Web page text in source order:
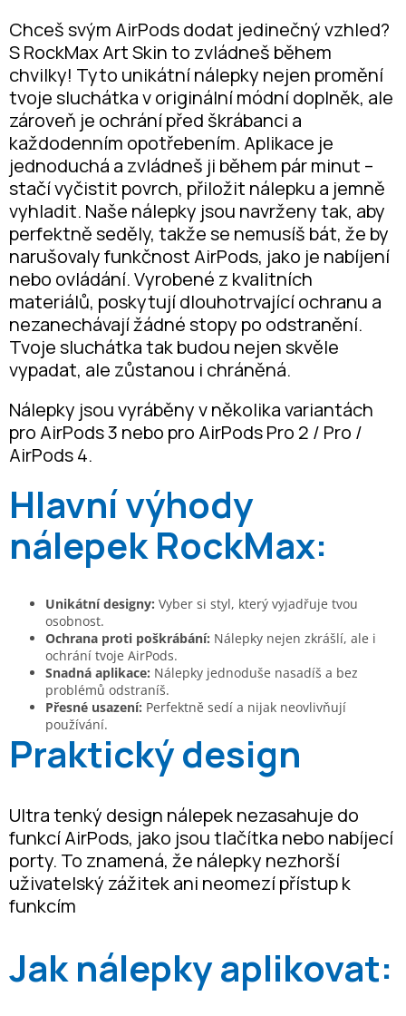
Chceš svým AirPods dodat jedinečný vzhled?
S RockMax Art Skin to zvládneš během
chvilky! Tyto unikátní nálepky nejen promění
tvoje sluchátka v originální módní doplněk, ale
zároveň je ochrání před škrábanci a
každodenním opotřebením. Aplikace je
jednoduchá a zvládneš ji během pár minut –
stačí vyčistit povrch, přiložit nálepku a jemně
vyhladit. Naše nálepky jsou navrženy tak, aby
perfektně seděly, takže se nemusíš bát, že by
narušovaly funkčnost AirPods, jako je nabíjení
nebo ovládání. Vyrobené z kvalitních
materiálů, poskytují dlouhotrvající ochranu a
nezanechávají žádné stopy po odstranění.
Tvoje sluchátka tak budou nejen skvěle
vypadat, ale zůstanou i chráněná.
Nálepky jsou vyráběny v několika variantách
pro AirPods 3 nebo pro AirPods Pro 2 / Pro /
AirPods 4.
Hlavní výhody
nálepek RockMax:
Unikátní designy: Vyber si styl, který vyjadřuje tvou
osobnost.
Ochrana proti poškrábání: Nálepky nejen zkrášlí, ale i
ochrání tvoje AirPods.
Snadná aplikace: Nálepky jednoduše nasadíš a bez
problémů odstraníš.
Přesné usazení: Perfektně sedí a nijak neovlivňují
používání.
Praktický design
Ultra tenký design nálepek nezasahuje do
funkcí AirPods, jako jsou tlačítka nebo nabíjecí
porty. To znamená, že nálepky nezhorší
uživatelský zážitek ani neomezí přístup k
funkcím
Jak nálepky aplikovat: